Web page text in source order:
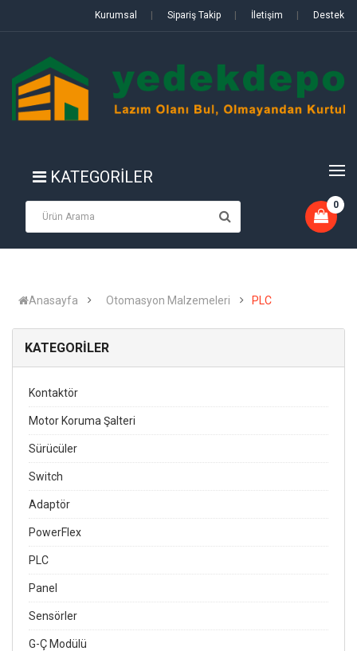
Kurumsal Sipariş Takip İletişim Destek
KATEGORİLER
0
Anasayfa Otomasyon Malzemeleri PLC
KATEGORİLER
Kontaktör
Motor Koruma Şalteri
Sürücüler
Switch
Adaptör
PowerFlex
PLC
Panel
Sensörler
G-Ç Modülü